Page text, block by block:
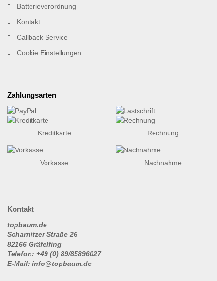
Batterieverordnung
Kontakt
Callback Service
Cookie Einstellungen
Zahlungsarten
Kreditkarte Rechnung
Vorkasse Nachnahme
Kontakt
topbaum.de
Scharnitzer Straße 26
82166 Gräfelfing
Telefon: +49 (0) 89/85896027
E-Mail: info@topbaum.de